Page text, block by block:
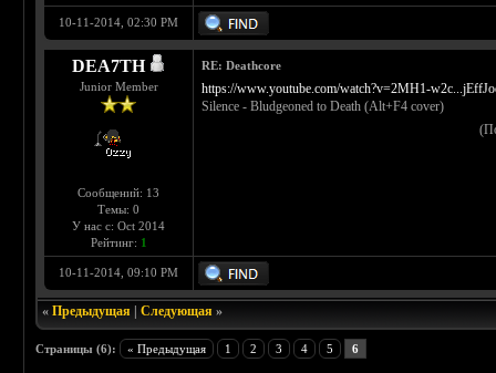
10-11-2014, 02:30 PM
DEA7TH
Junior Member
Сообщений: 13
Темы: 0
У нас с: Oct 2014
Рейтинг: 1
RE: Deathcore
https://www.youtube.com/watch?v=2MH1-
Silence - Bludgeoned to Death (Alt+F4 cover)
10-11-2014, 09:10 PM
«Предыдущая |Следующая »
Страницы (6): « Предыдущая 1 2 3 4 5 6